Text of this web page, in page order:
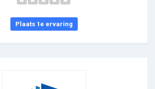
Plaats 1e ervaring